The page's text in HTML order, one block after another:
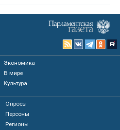
Экономика
В мире
Культура
Опросы
Персоны
Регионы